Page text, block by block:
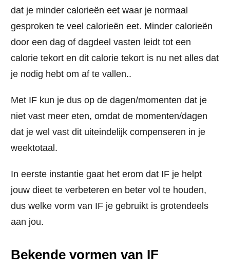
dat je minder calorieën eet waar je normaal
gesproken te veel calorieën eet. Minder calorieën
door een dag of dagdeel vasten leidt tot een
calorie tekort en dit calorie tekort is nu net alles dat
je nodig hebt om af te vallen..
Met IF kun je dus op de dagen/momenten dat je
niet vast meer eten, omdat de momenten/dagen
dat je wel vast dit uiteindelijk compenseren in je
weektotaal.
In eerste instantie gaat het erom dat IF je helpt
jouw dieet te verbeteren en beter vol te houden,
dus welke vorm van IF je gebruikt is grotendeels
aan jou.
Bekende vormen van IF